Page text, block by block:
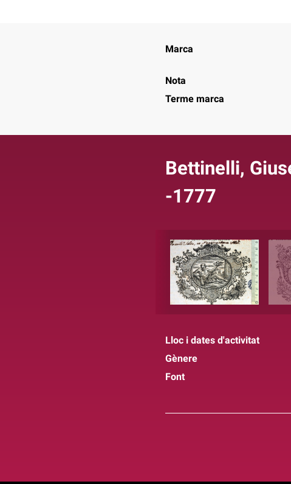
Marca
Nota
Terme marca
Bettinelli,
-1777
Lloc i dates d'activitat
Gènere
Font